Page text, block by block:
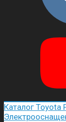
Каталог Toyota